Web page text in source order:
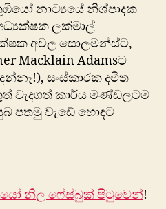
නාට්‍යයේ නිශ්පාදක
ලක්මාල්
අචල සොලමන්ස්ට,
Macklain Adamsට
සංස්කාරක දමිත
වැදගත් කාර්ය මණ්ඩලටම
පතමු වැඩේ හොඳට
නිල ෆේස්බුක් පිටුවෙන්!